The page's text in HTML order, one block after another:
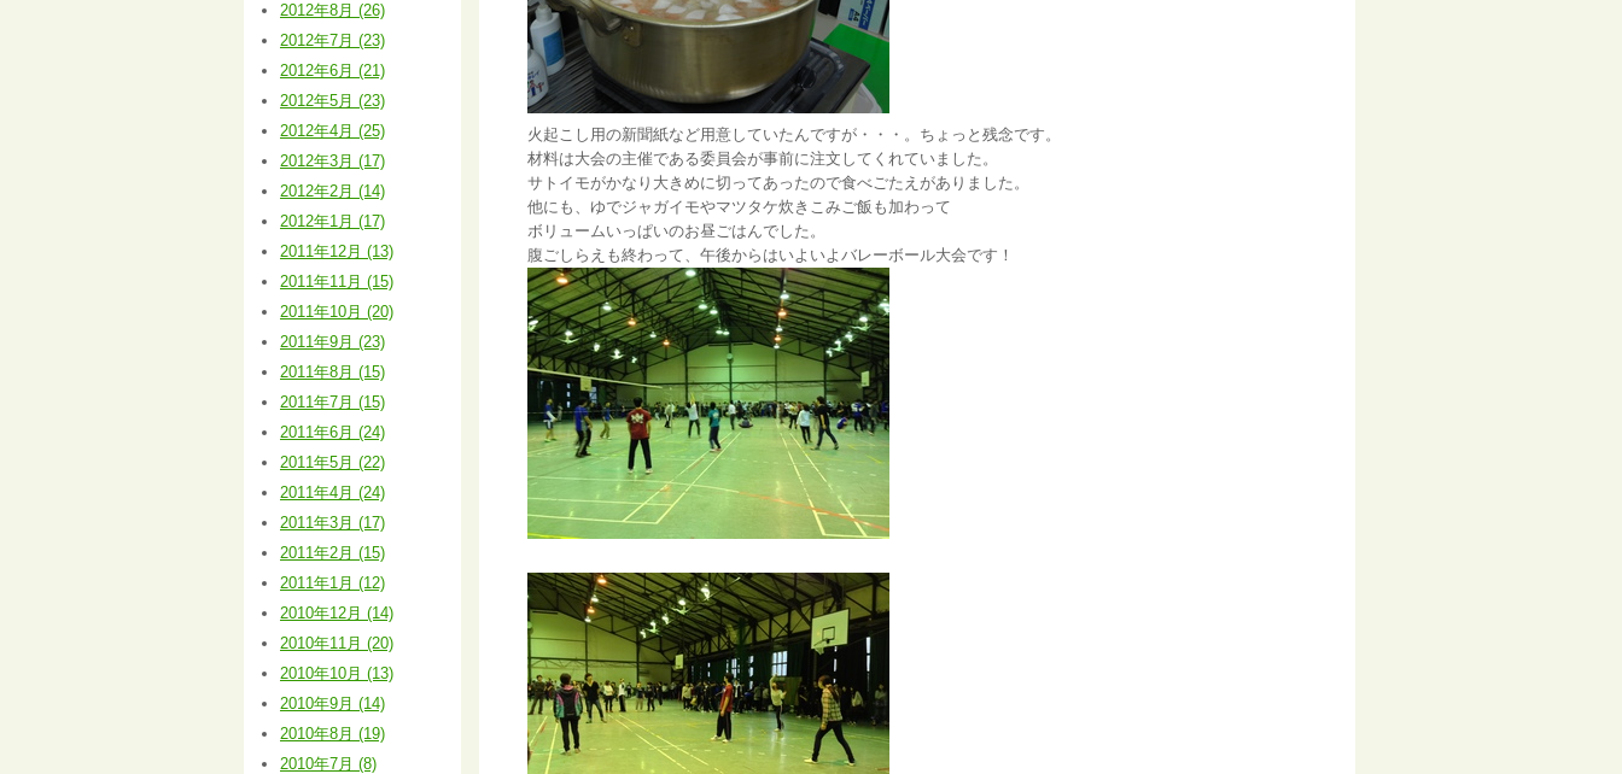
火起こし用の新聞紙など用意していたんですが・・・。ちょっと残念です。
材料は大会の主催である委員会が事前に注文してくれていました。
サトイモがかなり大きめに切ってあったので食べごたえがありました。
他にも、ゆでジャガイモやマツタケ炊きこみご飯も加わって
ボリュームいっぱいのお昼ごはんでした。
腹ごしらえも終わって、午後からはいよいよバレーボール大会です！
2012年8月 (26)
2012年7月 (23)
2012年6月 (21)
2012年5月 (23)
2012年4月 (25)
2012年3月 (17)
2012年2月 (14)
2012年1月 (17)
2011年12月 (13)
2011年11月 (15)
2011年10月 (20)
2011年9月 (23)
2011年8月 (15)
2011年7月 (15)
2011年6月 (24)
2011年5月 (22)
2011年4月 (24)
2011年3月 (17)
2011年2月 (15)
2011年1月 (12)
2010年12月 (14)
2010年11月 (20)
2010年10月 (13)
2010年9月 (14)
2010年8月 (19)
2010年7月 (8)